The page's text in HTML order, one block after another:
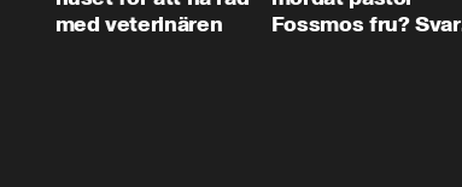
med veterinären
Fossmos fru? Svar